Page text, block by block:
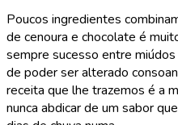
Poucos ingredientes
de cenoura e chocolate é
sempre sucesso entre
de poder ser alterado
receita que lhe trazemos é a
nunca abdicar de um sabor